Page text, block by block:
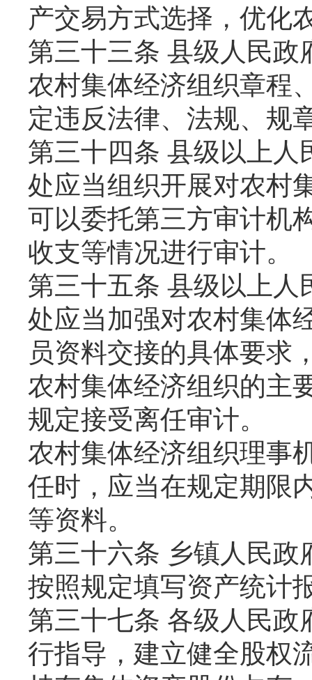
产交易方式选择，优化
第三十三条 县级人民政
农村集体经济组织章程
定违反法律、法规、规
第三十四条 县级以上人
处应当组织开展对农村
可以委托第三方审计机
收支等情况进行审计。
第三十五条 县级以上人
处应当加强对农村集体
员资料交接的具体要求
农村集体经济组织的主
规定接受离任审计。
农村集体经济组织理事
任时，应当在规定期限
等资料。
第三十六条 乡镇人民政
按照规定填写资产统计
第三十七条 各级人民政
行指导，建立健全股权